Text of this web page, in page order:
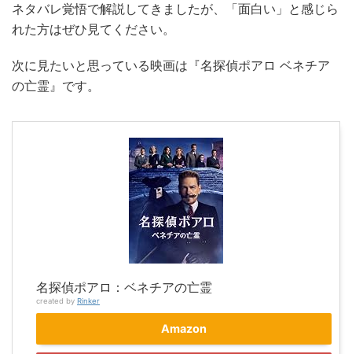
ネタバレ覚悟で解説してきましたが、「面白い」と感じら
れた方はぜひ見てください。
次に見たいと思っている映画は『名探偵ポアロ ベネチア
の亡霊』です。
名探偵ポアロ：ベネチアの亡霊
created by Rinker
Amazon